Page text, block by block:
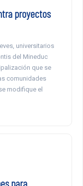
proyectos
universitarios
del Mineduc
que se
comunidades
modifique el
para